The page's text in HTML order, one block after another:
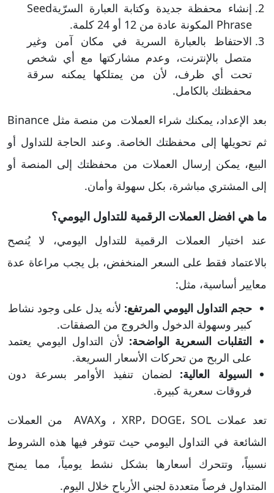
إنشاء محفظة جديدة وكتابة العبارة السرّيةSeed
Phrase المكونة عادة من 12 أو 24 كلمة.
الاحتفاظ بالعبارة السرية في مكان آمن وغير
متصل بالإنترنت، وعدم مشاركتها مع أي شخص
تحت أي ظرف، لأن من يمتلكها يمكنه سرقة
محفظتك بالكامل.
بعد الإعداد، يمكنك شراء العملات من منصة مثل Binance
ثم تحويلها إلى محفظتك الخاصة. وعند الحاجة للتداول أو
البيع، يمكن إرسال العملات من محفظتك إلى المنصة أو
إلى المشتري مباشرة، بكل سهولة وأمان.
ما هي افضل العملات الرقمية للتداول اليومي؟
عند اختيار العملات الرقمية للتداول اليومي، لا يُنصح
بالاعتماد فقط على السعر المنخفض، بل يجب مراعاة عدة
معايير أساسية، مثل:
حجم التداول اليومي المرتفع: لأنه يدل على وجود نشاط
كبير وسهولة الدخول والخروج من الصفقات.
التقلبات السعرية الواضحة: لأن التداول اليومي يعتمد
على الربح من تحركات الأسعار السريعة.
السيولة العالية: لضمان تنفيذ الأوامر بسرعة دون
فروقات سعرية كبيرة.
تعد عملات XRP، DOGE، SOL ، وAVAX من العملات
الشائعة في التداول اليومي حيث تتوفر فيها هذه الشروط
نسبياً، وتتحرك أسعارها بشكل نشط يومياً، مما يمنح
المتداول فرصاً متعددة لجني الأرباح خلال اليوم.